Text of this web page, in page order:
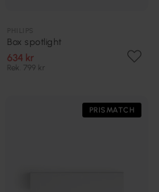
Box spotlight
634 kr
Rek. 799 kr
PRISMATCH